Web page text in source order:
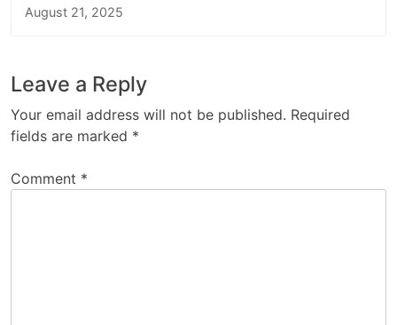
August 21, 2025
Leave a Reply
Your email address will not be published. Required
fields are marked *
Comment *